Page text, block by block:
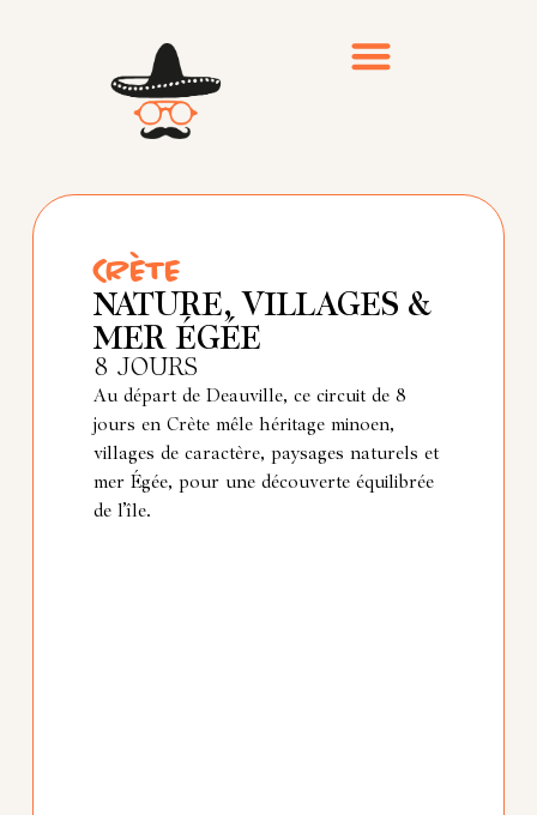
CRÈTE
NATURE, VILLAGES &
MER ÉGÉE
8 JOURS
Au départ de Deauville, ce circuit de 8
jours en Crète mêle héritage minoen,
villages de caractère, paysages naturels et
mer Égée, pour une découverte équilibrée
de l’île.